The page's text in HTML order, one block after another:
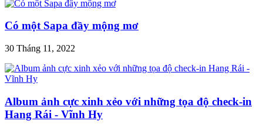
Có một Sapa đầy mộng mơ
30 Tháng 11, 2022
Album ảnh cực xinh xẻo với những tọa độ check-in
Hang Rái - Vĩnh Hy